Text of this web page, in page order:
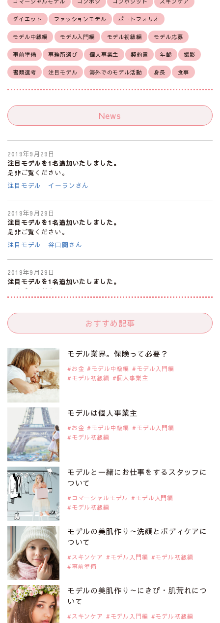
ダイエット ファッションモデル ポートフォリオ
モデル中級編 モデル入門編 モデル初級編 モデル応募
事前準備 事務所選び 個人事業主 契約書 年齢 撮影
書類選考 注目モデル 海外でのモデル活動 身長 食事
News
2019年9月29日
注目モデルを1名追加いたしました。
是非ご覧ください。
注目モデル イーランさん
2019年9月29日
注目モデルを1名追加いたしました。
是非ご覧ください。
注目モデル 谷口蘭さん
2019年9月29日
注目モデルを1名追加いたしました。
是非ご覧ください。
2019年9月29日
是非ご覧ください。
注目モデル 松川 来海さん
2019年9月29日
是非ご覧ください。
注目モデル 中条あやみさん
2019年9月29日
注目モデルを1名追加いたしました。
是非ご覧ください。
注目モデル 水原佑果さん
2019年9月29日
注目モデルを1名追加いたしました。
是非ご覧ください。
注目モデル CHIHARUさん
2019年9月29日
注目モデルを1名追加いたしました。
是非ご覧ください。
注目モデル 藤井サチさん
おすすめ記事
モデル業界。保険って必要？
お金 モデル中級編
モデル入門編
モデル初級編
個人事業主
モデルは個人事業主
お金 モデル中級編
モデル入門編
モデル初級編
モデルと一緒にお仕事をするスタッフに
ついて
コマーシャルモデル
モデル入門編
モデル初級編
モデルの美肌作り～洗顔とボディケアに
ついて
スキンケア モデル入門編
モデル初級編
事前準備
モデルの美肌作り～にきび・肌荒れにつ
いて
スキンケア モデル入門編
モデル初級編